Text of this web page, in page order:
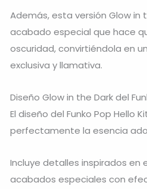
Además, esta versión Glow in
acabado especial que hace
oscuridad, convirtiéndola en
exclusiva y llamativa.
Diseño Glow in the Dark del
El diseño del Funko Pop Hello
perfectamente la esencia
Incluye detalles inspirados en
acabados especiales con